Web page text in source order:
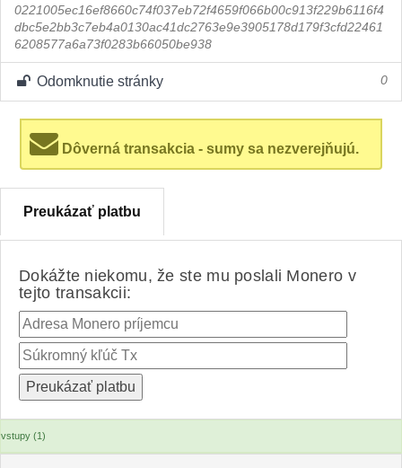
0221005ec16ef8660c74f037eb72f4659f066b00c913f229b6116f4
dbc5e2bb3c7eb4a0130ac41dc2763e9e3905178d179f3cfd22461
6208577a6a73f0283b66050be938
Odomknutie stránky 0
Dôverná transakcia - sumy sa nezverejňujú.
Preukázať platbu
Dokážte niekomu, že ste mu poslali Monero v
tejto transakcii:
vstupy (1)